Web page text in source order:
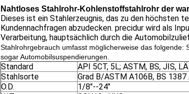
Nahtloses Stahlrohr-Kohlenstoffstahlrohr der
Dieses ist ein Stahlerzeugnis, das zu den höchsten
Kundennachfragen abzudecken. precidur wird als
Verarbeitung, hauptsächlich durch die
Stahlrohrgebrauch umfasst möglicherweise das
sogar Automobilsuspendierungen.
Standard
API 5CT, 5L; ASTM, BS, JIS,
Stahlsorte
Grad B/ASTM A106B, BS 1387
O.D.
1/8"--24"